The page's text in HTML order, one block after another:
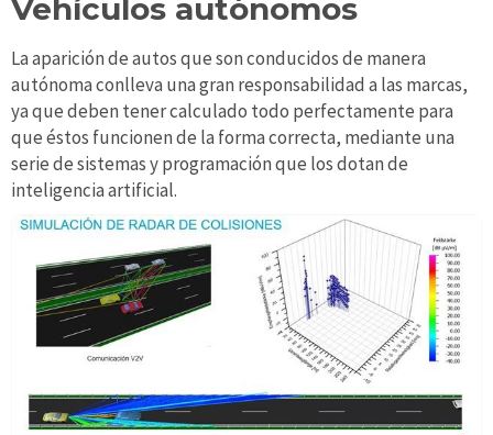
Vehículos autónomos
La aparición de autos que son conducidos de manera
autónoma conlleva una gran responsabilidad a las marcas,
ya que deben tener calculado todo perfectamente para
que éstos funcionen de la forma correcta, mediante una
serie de sistemas y programación que los dotan de
inteligencia artificial.